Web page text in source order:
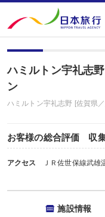
ハミルトン宇礼志
ン
ハミルトン宇礼志野 [佐賀県
お客様の総合評価 収
アクセス ＪＲ佐世保線武
施設情報